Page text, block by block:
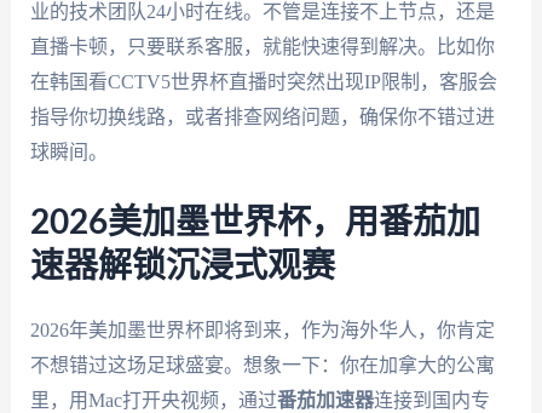
业的技术团队24小时在线。不管是连接不上节点，还是
直播卡顿，只要联系客服，就能快速得到解决。比如你
在韩国看CCTV5世界杯直播时突然出现IP限制，客服会
指导你切换线路，或者排查网络问题，确保你不错过进
球瞬间。
2026美加墨世界杯，用番茄加
速器解锁沉浸式观赛
2026年美加墨世界杯即将到来，作为海外华人，你肯定
不想错过这场足球盛宴。想象一下：你在加拿大的公寓
里，用Mac打开央视频，通过番茄加速器连接到国内专